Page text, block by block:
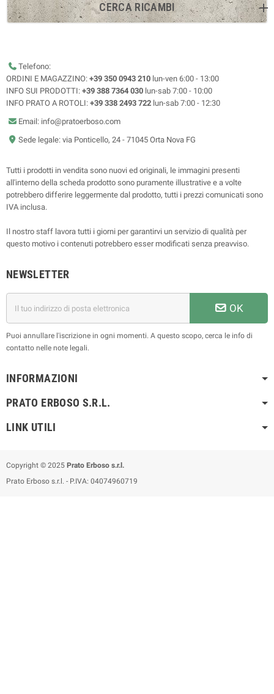
CERCA RICAMBI
Telefono:
ORDINI E MAGAZZINO: +39 350 0943 210 lun-ven 6:00 - 13:00
INFO SUI PRODOTTI: +39 388 7364 030 lun-sab 7:00 - 10:00
INFO PRATO A ROTOLI: +39 338 2493 722 lun-sab 7:00 - 12:30
Email: info@pratoerboso.com
Sede legale: via Ponticello, 24 - 71045 Orta Nova FG
Tutti i prodotti in vendita sono nuovi ed originali, le immagini presenti
all'interno della scheda prodotto sono puramente illustrative e a volte
potrebbero differire leggermente dal prodotto, tutti i prezzi comunicati sono
IVA inclusa.
Il nostro staff lavora tutti i giorni per garantirvi un servizio di qualità per
questo motivo i contenuti potrebbero esser modificati senza preavviso.
NEWSLETTER
OK
Puoi annullare l'iscrizione in ogni momenti. A questo scopo, cerca le info di
contatto nelle note legali.
INFORMAZIONI
PRATO ERBOSO S.R.L.
LINK UTILI
Copyright © 2025 Prato Erboso s.r.l.
Prato Erboso s.r.l. - P.IVA: 04074960719